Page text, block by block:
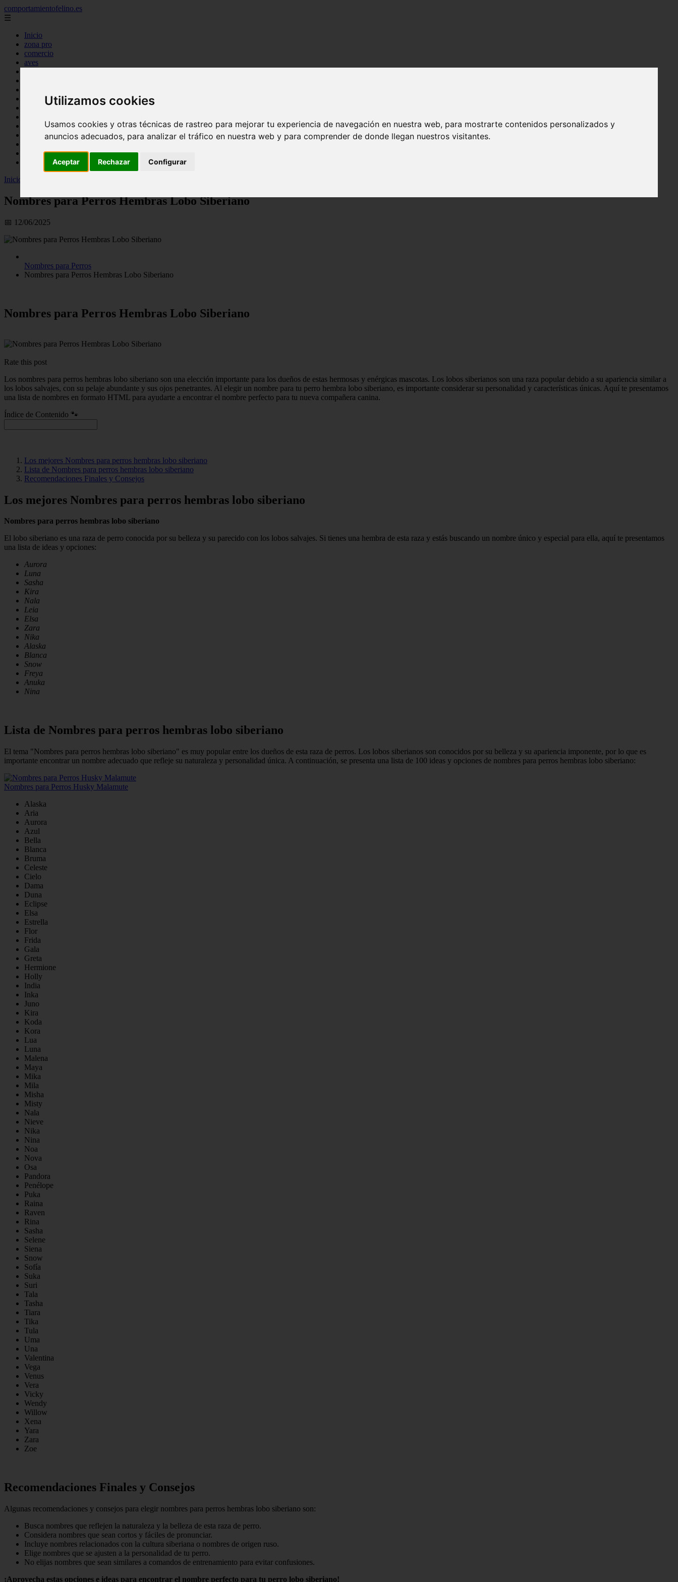
Utilizamos cookies
Usamos cookies y otras técnicas de rastreo para mejorar tu experiencia de navegación en nuestra web, para mostrarte contenidos personalizados y
anuncios adecuados, para analizar el tráfico en nuestra web y para comprender de donde llegan nuestros visitantes.
Aceptar Rechazar Configurar
comportamientofelino.es
☰
Inicio
zona pro
comercio
aves
acuariofilia
articulos
nombres para gatos
novedades
uncategorized
Inicio
Nombres para Perros Hembras Lobo Siberiano
📅 12/06/2025
Nombres para Perros
Nombres para Perros Hembras Lobo Siberiano
Nombres para Perros Hembras Lobo Siberiano
Rate this post
Los nombres para perros hembras lobo siberiano son una elección importante para los dueños de estas hermosas y enérgicas mascotas. Los lobos siberianos son una raza popular debido a su apariencia similar a
los lobos salvajes, con su pelaje abundante y sus ojos penetrantes. Al elegir un nombre para tu perro hembra lobo siberiano, es importante considerar su personalidad y características únicas. Aquí te presentamos
una lista de nombres en formato HTML para ayudarte a encontrar el nombre perfecto para tu nueva compañera canina.
Índice de Contenido 🐾
Los mejores Nombres para perros hembras lobo siberiano
Lista de Nombres para perros hembras lobo siberiano
Recomendaciones Finales y Consejos
Los mejores Nombres para perros hembras lobo siberiano
Nombres para perros hembras lobo siberiano
El lobo siberiano es una raza de perro conocida por su belleza y su parecido con los lobos salvajes. Si tienes una hembra de esta raza y estás buscando un nombre único y especial para ella, aquí te presentamos
una lista de ideas y opciones:
Aurora
Luna
Sasha
Kira
Nala
Leia
Elsa
Zara
Nika
Alaska
Blanca
Snow
Freya
Anuka
Nina
Lista de Nombres para perros hembras lobo siberiano
El tema "Nombres para perros hembras lobo siberiano" es muy popular entre los dueños de esta raza de perros. Los lobos siberianos son conocidos por su belleza y su apariencia imponente, por lo que es
importante encontrar un nombre adecuado que refleje su naturaleza y personalidad única. A continuación, se presenta una lista de 100 ideas y opciones de nombres para perros hembras lobo siberiano:
Nombres para Perros Husky Malamute
Alaska
Aria
Aurora
Azul
Bella
Blanca
Bruma
Celeste
Cielo
Dama
Duna
Eclipse
Elsa
Estrella
Flor
Frida
Gala
Greta
Hermione
Holly
India
Inka
Juno
Kira
Koda
Kora
Lua
Luna
Malena
Maya
Mika
Mila
Misha
Misty
Nala
Nieve
Nika
Nina
Noa
Nova
Osa
Pandora
Penélope
Puka
Raina
Raven
Rina
Sasha
Selene
Siena
Snow
Sofía
Suka
Suri
Tala
Tasha
Tiara
Tika
Tula
Uma
Una
Valentina
Vega
Venus
Vera
Vicky
Wendy
Willow
Xena
Yara
Zara
Zoe
Recomendaciones Finales y Consejos
Algunas recomendaciones y consejos para elegir nombres para perros hembras lobo siberiano son:
Busca nombres que reflejen la naturaleza y la belleza de esta raza de perro.
Considera nombres que sean cortos y fáciles de pronunciar.
Incluye nombres relacionados con la cultura siberiana o nombres de origen ruso.
Elige nombres que se ajusten a la personalidad de tu perro.
No elijas nombres que sean similares a comandos de entrenamiento para evitar confusiones.
¡Aprovecha estas opciones e ideas para encontrar el nombre perfecto para tu perro lobo siberiano!